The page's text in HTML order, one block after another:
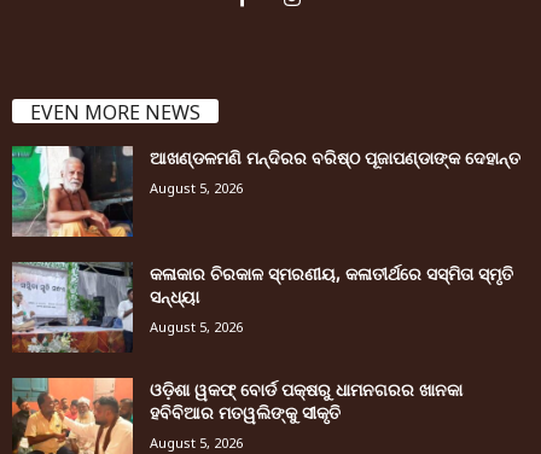
EVEN MORE NEWS
ଆଖଣ୍ଡଳମଣି ମନ୍ଦିରର ବରିଷ୍ଠ ପୂଜାପଣ୍ଡାଙ୍କ ଦେହାନ୍ତ
August 5, 2026
କଳାକାର ଚିରକାଳ ସ୍ମରଣୀୟ, କଳାତୀର୍ଥରେ ସସ୍ମିତା ସ୍ମୃତି
ସନ୍ଧ୍ୟା
August 5, 2026
ଓଡ଼ିଶା ୱକଫ୍ ବୋର୍ଡ ପକ୍ଷରୁ ଧାମନଗରର ଖାନକା
ହବିବିଆର ମତୱଲିଙ୍କୁ ସୀକୃତି
August 5, 2026